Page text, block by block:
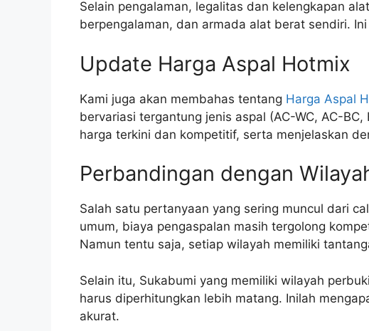
Selain pengalaman, legalitas dan kelengkapan
berpengalaman, dan armada alat berat sendiri.
Update Harga Aspal Hotmix
Kami juga akan membahas tentang Harga Aspal
bervariasi tergantung jenis aspal (AC-WC, AC-
harga terkini dan kompetitif, serta menjelaskan
Perbandingan dengan
Salah satu pertanyaan yang sering muncul dari
umum, biaya pengaspalan masih tergolong
Namun tentu saja, setiap wilayah memiliki
Selain itu, Sukabumi yang memiliki wilayah
harus diperhitungkan lebih matang. Inilah
akurat.